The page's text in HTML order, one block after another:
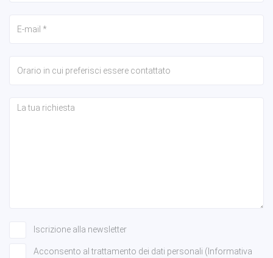
Iscrizione alla newsletter
Acconsento al trattamento dei dati personali (Informativa